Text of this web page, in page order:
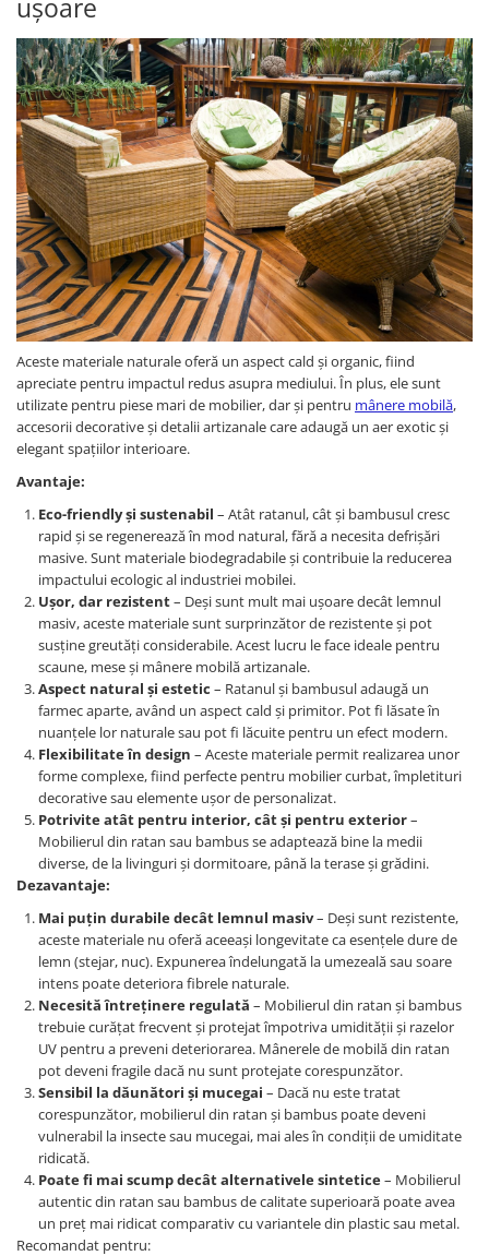
ușoare
Aceste materiale naturale oferă un aspect cald și organic, fiind
apreciate pentru impactul redus asupra mediului. În plus, ele sunt
utilizate pentru piese mari de mobilier, dar și pentru mânere mobilă,
accesorii decorative și detalii artizanale care adaugă un aer exotic și
elegant spațiilor interioare.
Avantaje:
Eco-friendly și sustenabil – Atât ratanul, cât și bambusul cresc
rapid și se regenerează în mod natural, fără a necesita defrișări
masive. Sunt materiale biodegradabile și contribuie la reducerea
impactului ecologic al industriei mobilei.
Ușor, dar rezistent– Deși sunt mult mai ușoare decât lemnul
masiv, aceste materiale sunt surprinzător de rezistente și pot
susține greutăți considerabile. Acest lucru le face ideale pentru
scaune, mese și mânere mobilă artizanale.
Aspect natural și estetic – Ratanul și bambusul adaugă un
farmec aparte, având un aspect cald și primitor. Pot fi lăsate în
nuanțele lor naturale sau pot fi lăcuite pentru un efect modern.
Flexibilitate în design – Aceste materiale permit realizarea unor
forme complexe, fiind perfecte pentru mobilier curbat, împletituri
decorative sau elemente ușor de personalizat.
Potrivite atât pentru interior, cât și pentru exterior–
Mobilierul din ratan sau bambus se adaptează bine la medii
diverse, de la livinguri și dormitoare, până la terase și grădini.
Dezavantaje:
Mai puțin durabile decât lemnul masiv– Deși sunt rezistente,
aceste materiale nu oferă aceeași longevitate ca esențele dure de
lemn (stejar, nuc). Expunerea îndelungată la umezeală sau soare
intens poate deteriora fibrele naturale.
Necesită întreținere regulată – Mobilierul din ratan și bambus
trebuie curățat frecvent și protejat împotriva umidității și razelor
UV pentru a preveni deteriorarea. Mânerele de mobilă din ratan
pot deveni fragile dacă nu sunt protejate corespunzător.
Sensibil la dăunători și mucegai – Dacă nu este tratat
corespunzător, mobilierul din ratan și bambus poate deveni
vulnerabil la insecte sau mucegai, mai ales în condiții de umiditate
ridicată.
Poate fi mai scump decât alternativele sintetice– Mobilierul
autentic din ratan sau bambus de calitate superioară poate avea
un preț mai ridicat comparativ cu variantele din plastic sau metal.
Recomandat pentru: